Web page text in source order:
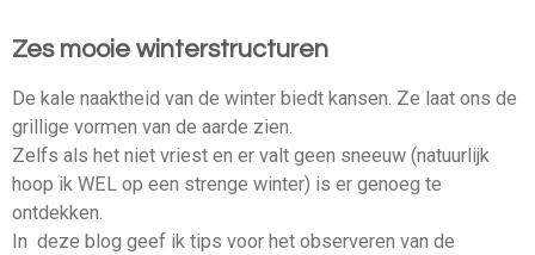
Zes mooie winterstructuren
De kale naaktheid van de winter biedt kansen. Ze laat ons de
grillige vormen van de aarde zien.
Zelfs als het niet vriest en er valt geen sneeuw (natuurlijk
hoop ik WEL op een strenge winter) is er genoeg te
ontdekken.
In deze blog geef ik tips voor het observeren van de